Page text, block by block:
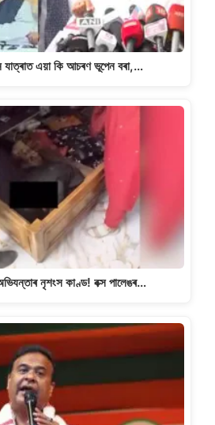
যাত্ৰাত এয়া কি আচৰণ ভূপেন বৰা,…
নৃশংস কাণ্ড! বক্স পালেঙৰ…